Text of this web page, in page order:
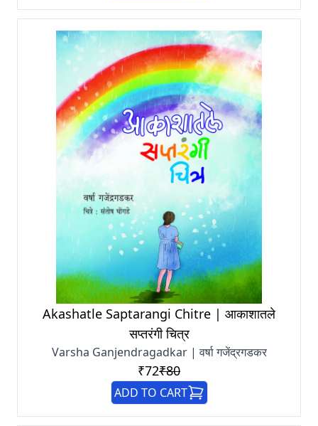
Akashatle Saptarangi Chitre | आकाशातले
सप्तरंगी चित्र
Varsha Ganjendragadkar | वर्षा गजेंद्रगडकर
₹72₹80
ADD TO CART